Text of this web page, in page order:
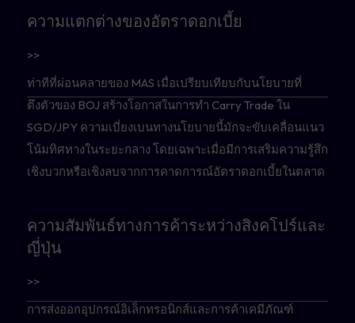
ความแตกต่างของอัตราดอกเบี้ย
>>
ท่าทีที่ผ่อนคลายของ MAS เมื่อเปรียบเทียบกับนโยบายที่
ตึงตัวของ BOJ สร้างโอกาสในการทำ Carry Trade ใน
SGD/JPY ความเบี่ยงเบนทางนโยบายนี้มักจะขับเคลื่อนแนว
โน้มทิศทางในระยะกลาง โดยเฉพาะเมื่อมีการเสริมความรู้สึก
เชิงบวกหรือเชิงลบจากการคาดการณ์อัตราดอกเบี้ยในตลาด
ความสัมพันธ์ทางการค้าระหว่างสิงคโปร์และ
ญี่ปุ่น
>>
การส่งออกอุปกรณ์อิเล็กทรอนิกส์และการค้าเคมีภัณฑ์